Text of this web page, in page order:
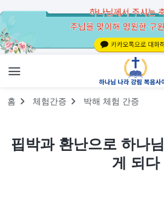
홈 체험간증 박해 체험 간증
핍박과 환난으로 하나
게 되다